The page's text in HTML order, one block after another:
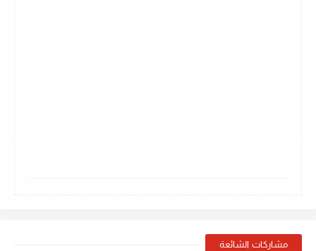
مشاركات الشائعة